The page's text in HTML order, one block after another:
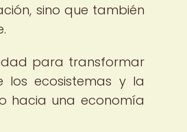
sino que también
para transformar
los ecosistemas y la
hacia una economía